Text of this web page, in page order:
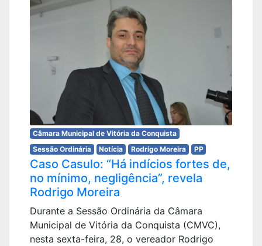
Câmara Municipal de Vitória da Conquista
Sessão Ordinária
Notícia Rodrigo Moreira PP
Caso Casulo: “Há indícios fortes de,
no mínimo, negligência”, revela
Rodrigo Moreira
Durante a Sessão Ordinária da Câmara
Municipal de Vitória da Conquista (CMVC),
nesta sexta-feira, 28, o vereador Rodrigo